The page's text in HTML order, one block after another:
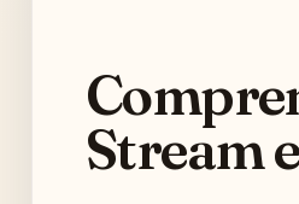
Stream